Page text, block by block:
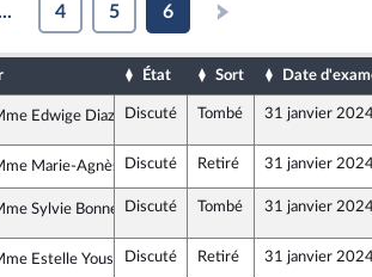
4 5 6
État Sort Date
l'amendement n°CL68
National
Edwige Diaz Discuté Tombé 31 janvier 2024
et apparentés
Marie-Agnès Poussier-Winsback
Discuté Retiré 31 janvier 2024
l'amendement n°CL7
Républicains
Sylvie Bonnet Discuté Tombé 31 janvier 2024
Indépendants, Outre-mer et Territoires
Estelle Youssouffa
Discuté Retiré 31 janvier 2024